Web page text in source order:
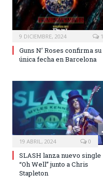
9 DICIEMBRE, 2024 1
Guns N’ Roses confirma su
única fecha en Barcelona
19 ABRIL, 2024 0
SLASH lanza nuevo single
“Oh Well” junto a Chris
Stapleton